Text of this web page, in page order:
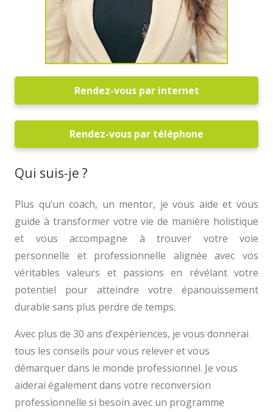
Qui suis-je ?
Plus qu’un coach, un mentor, je vous aide et vous
guide à transformer votre vie de manière holistique
et vous accompagne à trouver votre voie
personnelle et professionnelle alignée avec vos
véritables valeurs et passions en révélant votre
potentiel pour atteindre votre épanouissement
durable sans plus perdre de temps.
Avec plus de 30 ans d’expériences, je vous donnerai
tous les conseils pour vous relever et vous
démarquer dans le monde professionnel. Je vous
aiderai également dans votre reconversion
professionnelle si besoin avec un programme
Rendez-vous par internet
Rendez-vous par téléphone